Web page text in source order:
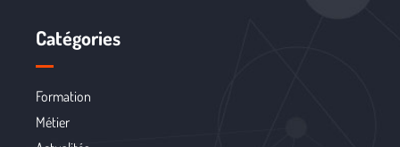
Catégories
Formation
Métier